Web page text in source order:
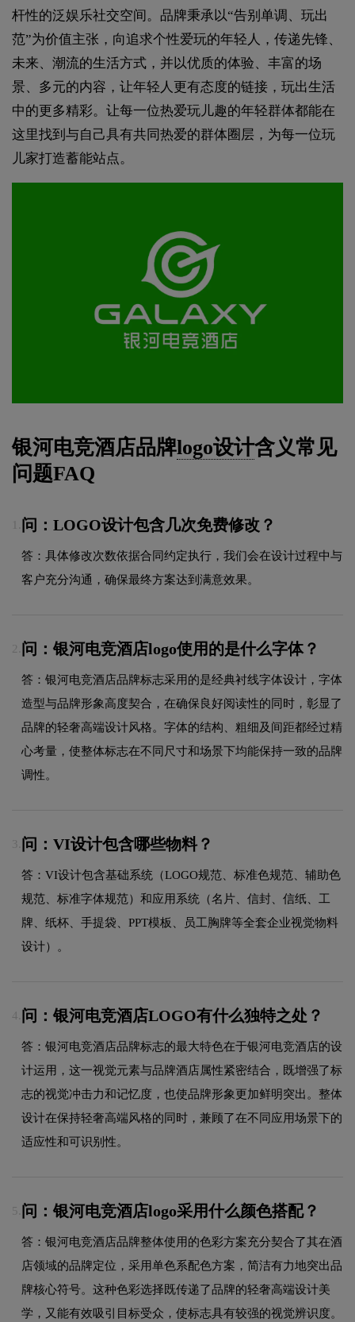
杆性的泛娱乐社交空间。品牌秉承以“告别单调、玩出
范”为价值主张，向追求个性爱玩的年轻人，传递先锋、
未来、潮流的生活方式，并以优质的体验、丰富的场
景、多元的内容，让年轻人更有态度的链接，玩出生活
中的更多精彩。让每一位热爱玩儿趣的年轻群体都能在
这里找到与自己具有共同热爱的群体圈层，为每一位玩
儿家打造蓄能站点。
银河电竞酒店品牌logo设计含义常见
问题FAQ
问：LOGO设计包含几次免费修改？
答：具体修改次数依据合同约定执行，我们会在设计过程中与
客户充分沟通，确保最终方案达到满意效果。
2. 问：银河电竞酒店logo使用的是什么字体？
答：银河电竞酒店品牌标志采用的是经典衬线字体设计，字体
造型与品牌形象高度契合，在确保良好阅读性的同时，彰显了
品牌的轻奢高端设计风格。字体的结构、粗细及间距都经过精
心考量，使整体标志在不同尺寸和场景下均能保持一致的品牌
调性。
3. 问：VI设计包含哪些物料？
答：VI设计包含基础系统（LOGO规范、标准色规范、辅助色
规范、标准字体规范）和应用系统（名片、信封、信纸、工
牌、纸杯、手提袋、PPT模板、员工胸牌等全套企业视觉物料
设计）。
4. 问：银河电竞酒店LOGO有什么独特之处？
答：银河电竞酒店品牌标志的最大特色在于银河电竞酒店的设
计运用，这一视觉元素与品牌酒店属性紧密结合，既增强了标
志的视觉冲击力和记忆度，也使品牌形象更加鲜明突出。整体
设计在保持轻奢高端风格的同时，兼顾了在不同应用场景下的
适应性和可识别性。
5. 问：银河电竞酒店logo采用什么颜色搭配？
答：银河电竞酒店品牌整体使用的色彩方案充分契合了其在酒
店领域的品牌定位，采用单色系配色方案，简洁有力地突出品
牌核心符号。这种色彩选择既传递了品牌的轻奢高端设计美
学，又能有效吸引目标受众，使标志具有较强的视觉辨识度。